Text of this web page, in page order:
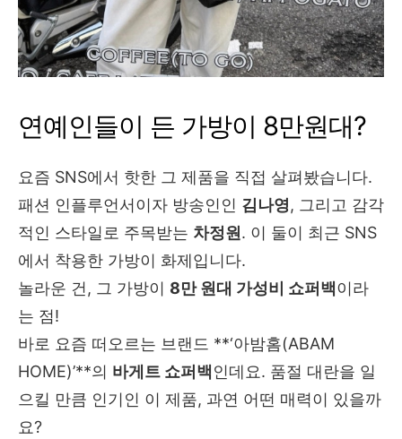
연예인들이 든 가방이 8만원대?
요즘 SNS에서 핫한 그 제품을 직접 살펴봤습니다.
패션 인플루언서이자 방송인인 김나영, 그리고 감각
적인 스타일로 주목받는 차정원 . 이 둘이 최근 SNS
에서 착용한 가방이 화제입니다.
놀라운 건, 그 가방이 8만 원대 가성비 쇼퍼백이라
는 점!
바로 요즘 떠오르는 브랜드 **‘아밤홈(ABAM
HOME)’**의 바게트 쇼퍼백인데요. 품절 대란을 일
으킬 만큼 인기인 이 제품, 과연 어떤 매력이 있을까
요?